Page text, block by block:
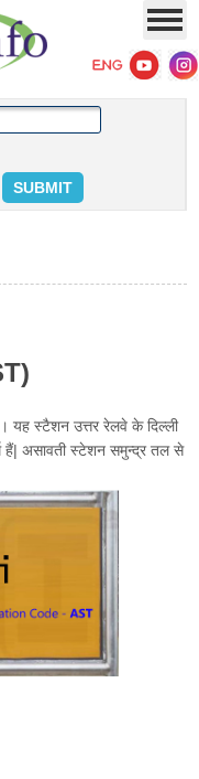
यह स्टैशन उत्तर रेलवे के दिल्ली
हैं| असावती स्टेशन समुन्द्र तल से